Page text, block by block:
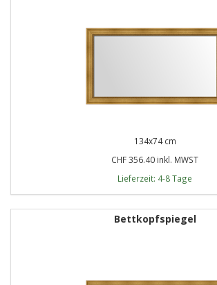
134x74 cm
CHF 356.40 inkl. MWST
Lieferzeit: 4-8 Tage
Bettkopfspiegel